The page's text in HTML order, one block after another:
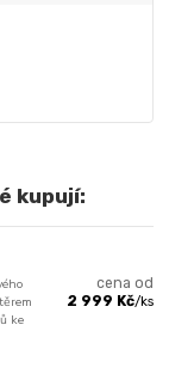
kupují:
ke
cena od
2 999 Kč/ks